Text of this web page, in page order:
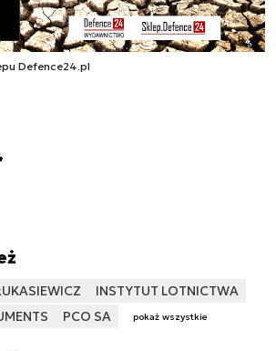
Defence24.pl
INSTYTUT LOTNICTWA
PCO SA pokaż wszystkie